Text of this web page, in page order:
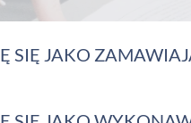
SIĘ JAKO